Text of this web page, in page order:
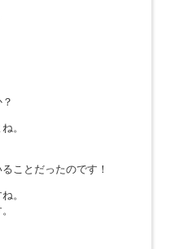
。
ことだったのです！
。